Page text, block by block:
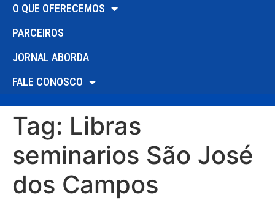
O QUE OFERECEMOS
PARCEIROS
JORNAL ABORDA
FALE CONOSCO
Tag: Libras
seminarios São José
dos Campos